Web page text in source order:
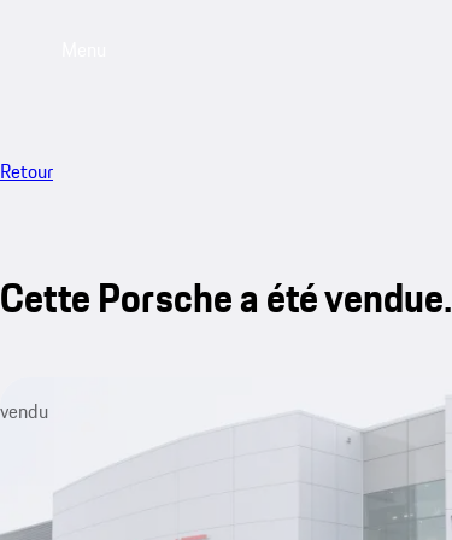
Retour
Cette Porsche a été vendue.
vendu